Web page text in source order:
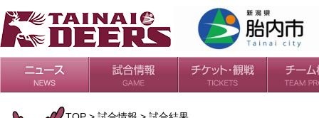
日程・結果
シーズンの流れ チケット
会場・アクセス
ルールガイド